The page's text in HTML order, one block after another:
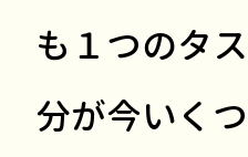
も１つのタ
分が今いく